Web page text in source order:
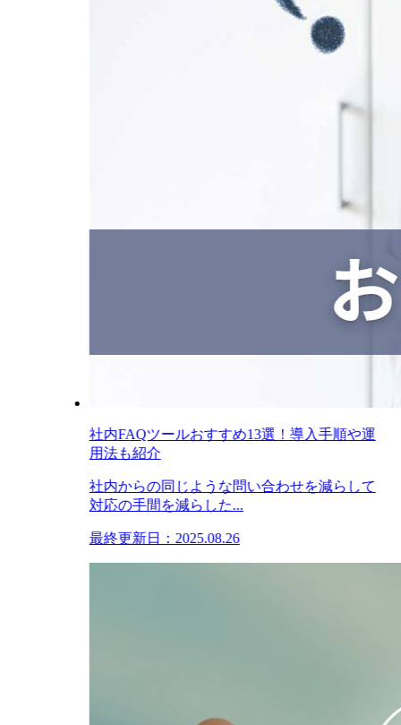
社内FAQツールおすすめ13選！導入手順や運
用法も紹介
社内からの同じような問い合わせを減らして
対応の手間を減らした...
最終更新日：2025.08.26